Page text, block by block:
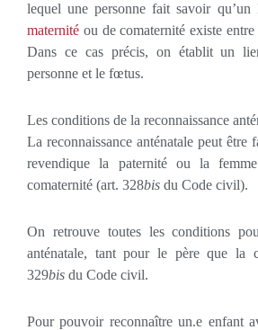
lequel une personne fait savoir
maternité ou de comaternité existe
Dans ce cas précis, on établit un
personne et le fœtus.
Les conditions de la reconnaissance
La reconnaissance anténatale peut être
revendique la paternité ou la
comaternité (art. 328bis du Code civil).
On retrouve toutes les conditions
anténatale, tant pour le père que la
329bis du Code civil.
Pour pouvoir reconnaître un.e enfant